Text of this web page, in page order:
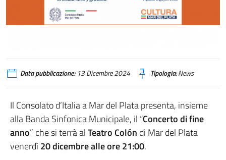
Data pubblicazione:13 Dicembre 2024 Tipologia:News
Il Consolato d’Italia a Mar del Plata presenta, insieme
alla Banda Sinfonica Municipale, il “Concerto di fine
anno” che si terrà alTeatro Colón di Mar del Plata
venerdì 20 dicembre alle ore 21:00.